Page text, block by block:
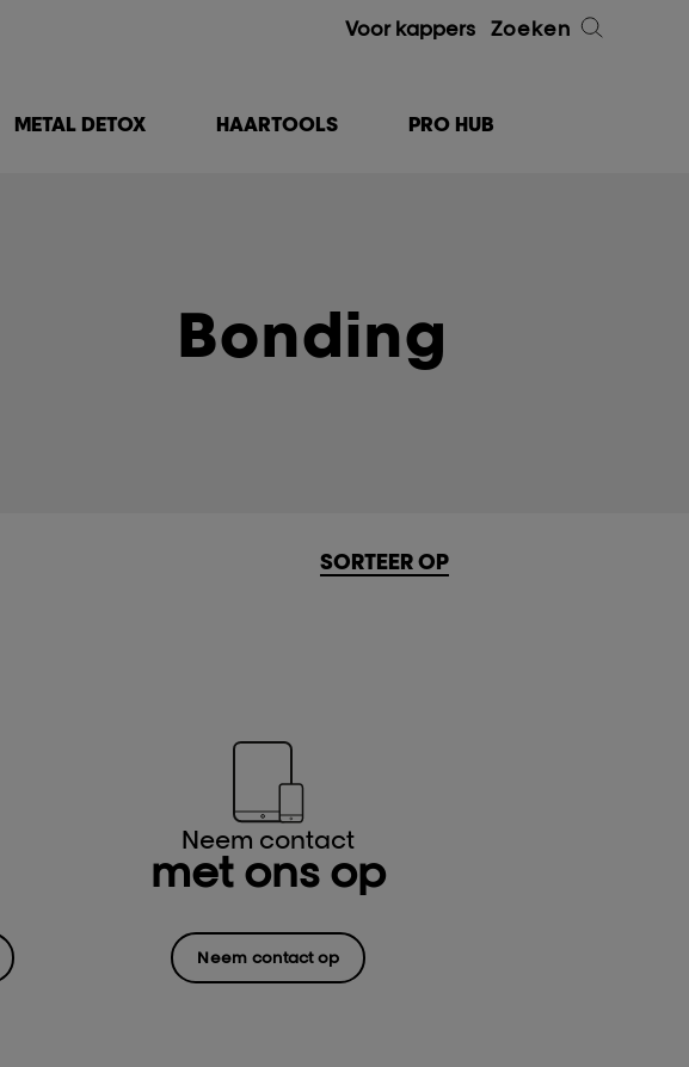
Voor kappers Zoeken
METAL DETOX HAARTOOLS PRO HUB
Bonding
SORTEER OP
Neem contact
met ons op
Neem contact op